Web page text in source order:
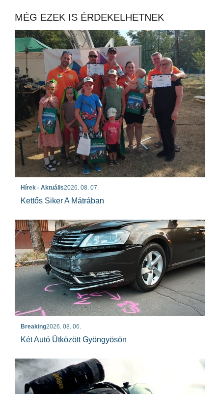
MÉG EZEK IS ÉRDEKELHETNEK
Hírek - Aktuális2026. 08. 07.
Kettős Siker A Mátrában
Breaking2026. 08. 06.
Két Autó Ütközött Gyöngyösön